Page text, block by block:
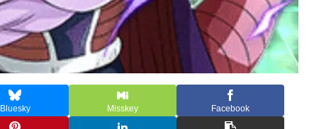
Bluesky Misskey Facebook